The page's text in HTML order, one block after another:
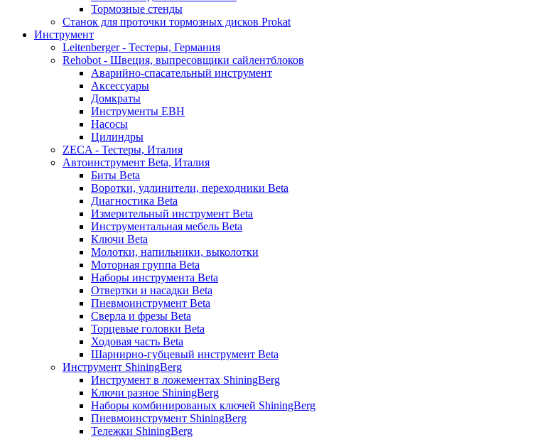
Тормозные стенды
Станок для проточки тормозных дисков Prokat
Инструмент
Leitenberger - Тестеры, Германия
Rehobot - Швеция, выпресовщики сайлентблоков
Аварийно-спасательный инструмент
Аксессуары
Домкраты
Инструменты EBH
Насосы
Цилиндры
ZECA - Тестеры, Италия
Автоинструмент Beta, Италия
Биты Beta
Воротки, удлинители, переходники Beta
Диагностика Beta
Измерительный инструмент Beta
Инструментальная мебель Beta
Ключи Beta
Молотки, напильники, выколотки
Моторная группа Beta
Наборы инструмента Beta
Отвертки и насадки Beta
Пневмоинструмент Beta
Сверла и фрезы Beta
Торцевые головки Beta
Ходовая часть Beta
Шарнирно-губцевый инструмент Beta
Инструмент ShiningBerg
Инструмент в ложементах ShiningBerg
Ключи разное ShiningBerg
Наборы комбинированых ключей ShiningBerg
Пневмоинструмент ShiningBerg
Тележки ShiningBerg